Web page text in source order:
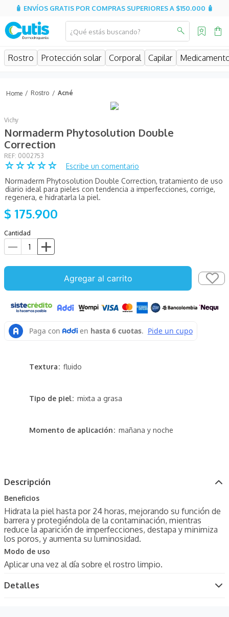
🧴 ENVÍOS GRATIS POR COMPRAS SUPERIORES A $150.000 🧴
¿Qué estás buscando?
Rostro Protección solar Corporal Capilar
Rostro Acné
Vichy
Normaderm Phytosolution Double
Correction
: 0002753
☆☆☆☆☆
Escribe un comentario
Normaderm Phytosolution Double Correction, tratamiento de uso
diario ideal para pieles con tendencia a imperfecciones, corrige,
regenera, e hidratarla la piel.
$ 175.900
Cantidad
Agregar al carrito
Tipo de piel mixta a grasa
Textura fluido
Momento de aplicación mañana y noche
Descripción
Beneficios
Hidrata la piel hasta por 24 horas, mejorando su función de
barrera y protegiéndola de la contaminación, mientras
reduce la aparición de imperfecciones, destapa y minimiza
los poros, y aumenta su luminosidad.
Modo de uso
Aplicar una vez al día sobre el rostro limpio.
Detalles
MÁS BUSCADOS
posay